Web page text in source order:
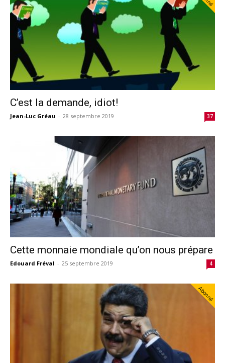
C’est la demande, idiot!
Jean-Luc Gréau - 28 septembre 2019 37
Cette monnaie mondiale qu’on nous prépare
Edouard Fréval - 25 septembre 2019 4
Abonné